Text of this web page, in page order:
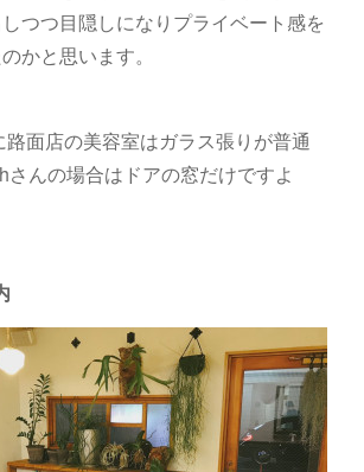
つつ目隠しになりプライベート感を
かと思います。
面店の美容室はガラス張りが普通
さんの場合はドアの窓だけですよ